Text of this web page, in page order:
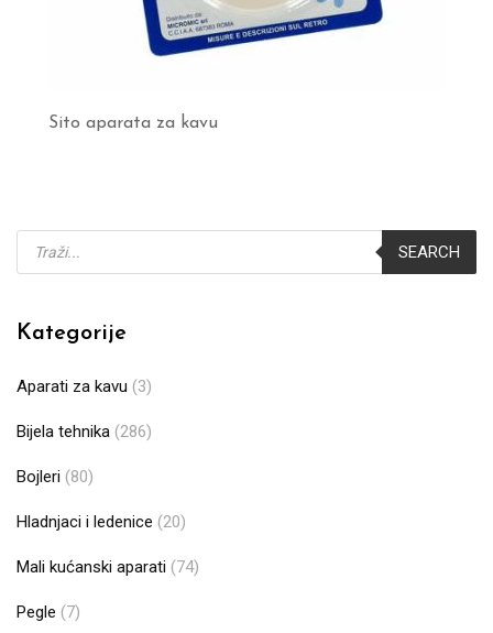
Sito aparata za kavu
Products
search
SEARCH
Kategorije
Aparati za kavu (3)
Bijela tehnika (286)
Bojleri (80)
Hladnjaci i ledenice (20)
Mali kućanski aparati (74)
Pegle (7)